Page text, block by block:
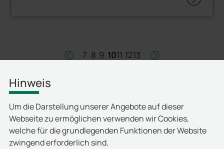
left 7 8 9 1011 1213 right
Hinweis
Um die Darstellung unserer Angebote auf dieser
Webseite zu ermöglichen verwenden wir Cookies,
welche für die grundlegenden Funktionen der Website
zwingend erforderlich sind.